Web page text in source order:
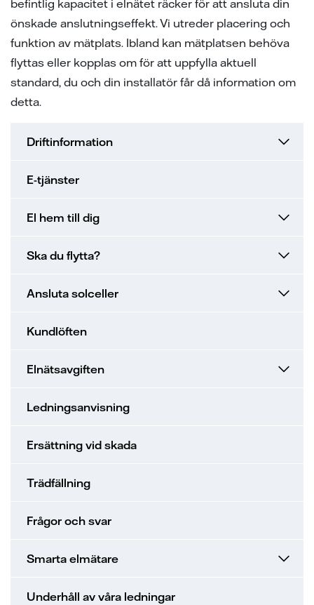
vid avtalstecknande
innan man
svar
vid skada
svar
av våra ledningar
svar
befintlig kapacitet i elnätet räcker för att ansluta din
önskade anslutningseffekt. Vi utreder placering och
funktion av mätplats. Ibland kan mätplatsen behöva
flyttas eller kopplas om för att uppfylla aktuell
standard, du och din installatör får då information om
detta.
Driftinformation
E-tjänster
El hem till dig
Ska du flytta?
Ansluta solceller
Kundlöften
Elnätsavgiften
Ledningsanvisning
Ersättning vid skada
Trädfällning
Frågor och svar
Smarta elmätare
Underhåll av våra ledningar